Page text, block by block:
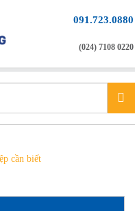
091.723.0880
(024) 7108 0220
cần biết